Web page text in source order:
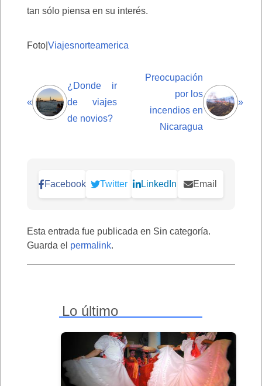
tan sólo piensa en su interés.
Foto| Viajesnorteamerica
«
¿Donde ir
de viajes
de novios?
Preocupación
por los
incendios en
Nicaragua
»
Facebook Twitter LinkedIn Email
Esta entrada fue publicada en Sin categoría.
Guarda el permalink.
Lo último